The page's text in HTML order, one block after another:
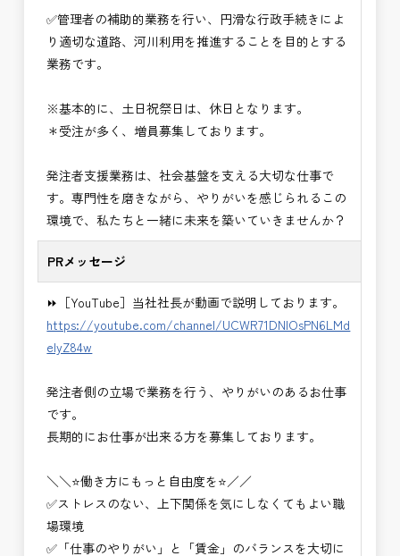
■勤務地について、ご希望のある方は別途ご相談く
ださい。
国土交通省、地方自治体
■発注者支援業務＜希望する業務をお選びくださ
い。＞
・＜急募＞資料作成業務
・NEXCO（ネクスコ）施工管理
・NEXCO（ネクスコ）点検業務
・電気工事監督支援業務
・積算技術業務
・設計コンサルティング業務（数量算出、図面の
修正など）
・河川巡視支援業務
・道路許認可審査・適正化指導業務
・調査設計資料作成業務
・施工体制調査員
※応募書類等の送付方法につきましては、基本的に
Ｅメールで送付
頂きたいと思います。
✅管理者の補助的業務を行い、円滑な行政手続きによ
り適切な道路、河川利用を推進することを目的とする
業務です。
※基本的に、土日祝祭日は、休日となります。
＊受注が多く、増員募集しております。
発注者支援業務は、社会基盤を支える大切な仕事で
す。専門性を磨きながら、やりがいを感じられるこの
環境で、私たちと一緒に未来を築いていきませんか？
PRメッセージ
⏩［YouTube］当社社長が動画で説明しております。
https://youtube.com/channel/UCWR71DNlOsPN6LMd
eIyZ84w
発注者側の立場で業務を行う、やりがいのあるお仕事
です。
長期的にお仕事が出来る方を募集しております。
＼＼⭐働き方にもっと自由度を⭐／／
✅ストレスのない、上下関係を気にしなくてもよい職
場環境
✅「仕事のやりがい」と「賃金」のバランスを大切に